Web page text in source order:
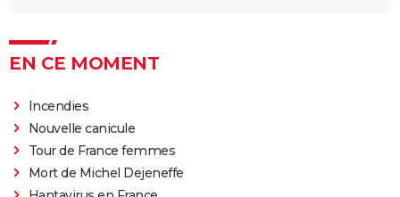
EN CE MOMENT
Incendies
Nouvelle canicule
Tour de France femmes
Mort de Michel Dejeneffe